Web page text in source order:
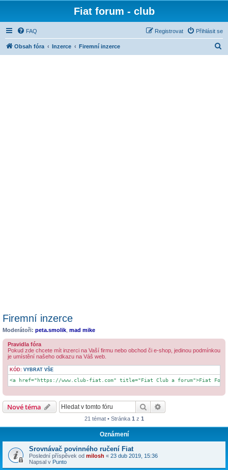
Fiat forum - club
FAQ Přihlásit se
Registrovat
Obsah fóra Inzerce Firemní inzerce
Firemní inzerce
Moderátoři: peta.smolik mad mike
Pravidla fóra
Pokud zde chcete mít inzerci na Vaší firmu nebo obchod či e-shop, jedinou podmínkou
je umístění našeho odkazu na Váš web.
KÓD: VYBRAT VŠE
<a href="https://www.club-fiat.com" title="Fiat Club a forum">Fiat
Nové téma Hledat
21 témat • Stránka 1 z 1
Oznámení
Srovnávač povinného ručení Fiat
Poslední příspěvek od milosh « 23 dub 2019, 15:36
Napsal v Punto